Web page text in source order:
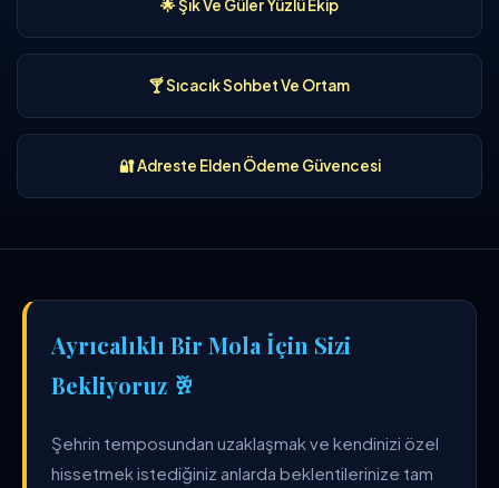
🌟 Şık Ve Güler Yüzlü Ekip
🍸 Sıcacık Sohbet Ve Ortam
🔐 Adreste Elden Ödeme Güvencesi
Ayrıcalıklı Bir Mola İçin Sizi
Bekliyoruz 🥂
Şehrin temposundan uzaklaşmak ve kendinizi özel
hissetmek istediğiniz anlarda beklentilerinize tam